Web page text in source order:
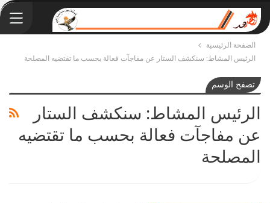
الصفحة الرئيسية
الرئيس المشاط: سنكشف الستار عن مفاجآت فعالة بحسب ما تقتضيه المصلحة
تصفح الوسم
الرئيس المشاط: سنكشف الستار
عن مفاجآت فعالة بحسب ما تقتضيه
المصلحة